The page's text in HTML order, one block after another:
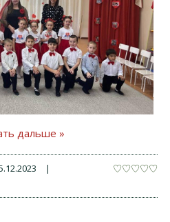
дальше »
|